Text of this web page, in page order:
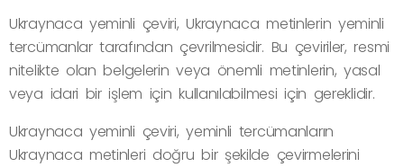
Ukraynaca yeminli çeviri, Ukraynaca metinlerin yeminli
tercümanlar tarafından çevrilmesidir. Bu çeviriler, resmi
nitelikte olan belgelerin veya önemli metinlerin, yasal
veya idari bir işlem için kullanılabilmesi için gereklidir.
Ukraynaca yeminli çeviri, yeminli tercümanların
Ukraynaca metinleri doğru bir şekilde çevirmelerini